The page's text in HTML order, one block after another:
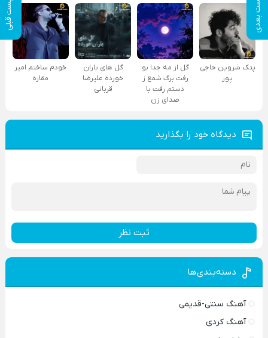
پست بعدی پست قبلی
پتک شروین حاجی
پور
گل از مه جدا بو
رفت برگ شمع ز
دستم رفت با
صدای زن
گل های باران
خورده علیرضا
قربانی
خودم ساختم امیر
مقاره
دیدگاه خود را بگذارید
ثبت نظر
دسته‌بندی‌ها
آهنگ سنتی-قدیمی
آهنگ کردی